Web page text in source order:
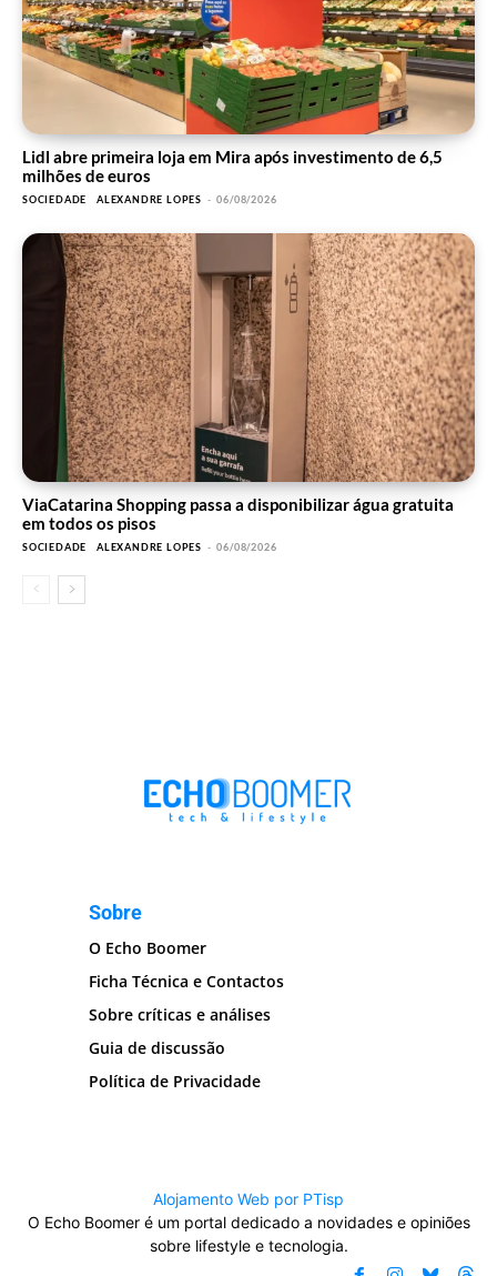
Lidl abre primeira loja em Mira após investimento de 6,5
milhões de euros
SOCIEDADE ALEXANDRE LOPES - 06/08/2026
ViaCatarina Shopping passa a disponibilizar água gratuita
em todos os pisos
SOCIEDADE ALEXANDRE LOPES - 06/08/2026
Sobre
O Echo Boomer
Ficha Técnica e Contactos
Sobre críticas e análises
Guia de discussão
Política de Privacidade
Alojamento Web por PTisp
O Echo Boomer é um portal dedicado a novidades e opiniões
sobre lifestyle e tecnologia.